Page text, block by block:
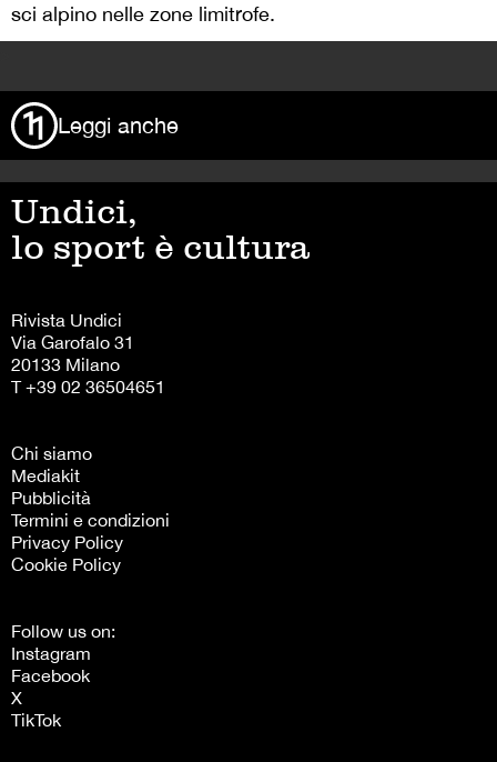
sci alpino nelle zone limitrofe.
Leggi anche
Undici,
lo sport è cultura
Rivista Undici
Via Garofalo 31
20133 Milano
T +39 02 36504651
Chi siamo
Mediakit
Pubblicità
Termini e condizioni
Privacy Policy
Cookie Policy
Follow us on:
Instagram
Facebook
X
TikTok